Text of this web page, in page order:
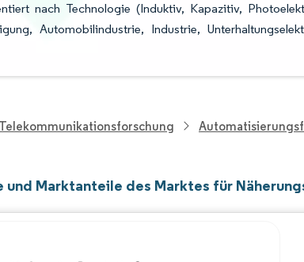
nach Technologie (Induktiv, Kapazitiv,
Automobilindustrie, Industrie,
und Marktanteile des Marktes für